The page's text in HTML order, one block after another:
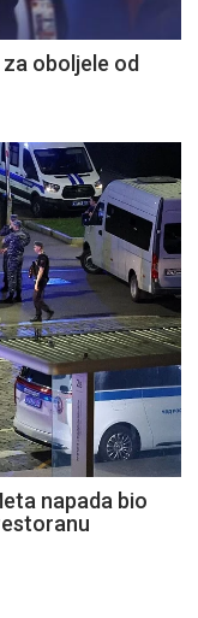
oboljele od
napada bio